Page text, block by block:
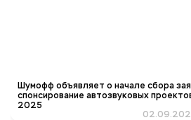
Шумофф объявляет о начале сбора
спонсирование автозвуковых
2025